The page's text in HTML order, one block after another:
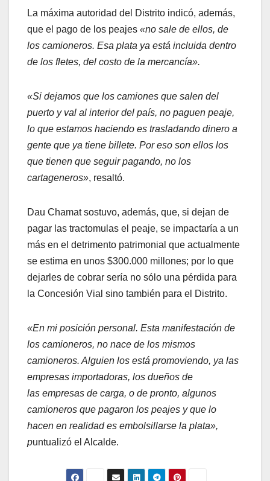
La máxima autoridad del Distrito indicó, además,
que el pago de los peajes «no sale de ellos, de
los camioneros. Esa plata ya está incluida dentro
de los fletes, del costo de la mercancía».
«Si dejamos que los camiones que salen del
puerto y val al interior del país, no paguen peaje,
lo que estamos haciendo es trasladando dinero a
gente que ya tiene billete. Por eso son ellos los
que tienen que seguir pagando, no los
cartageneros», resaltó.
Dau Chamat sostuvo, además, que, si dejan de
pagar las tractomulas el peaje, se impactaría a un
más en el detrimento patrimonial que actualmente
se estima en unos $300.000 millones; por lo que
dejarles de cobrar sería no sólo una pérdida para
la Concesión Vial sino también para el Distrito.
«En mi posición personal. Esta manifestación de
los camioneros, no nace de los mismos
camioneros. Alguien los está promoviendo, ya las
empresas importadoras, los dueños de
las empresas de carga, o de pronto, algunos
camioneros que pagaron los peajes y que lo
hacen en realidad es embolsillarse la plata»,
puntualizó el Alcalde.